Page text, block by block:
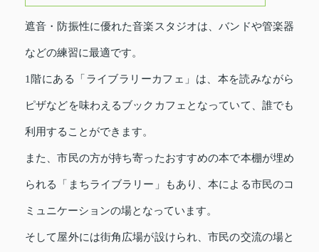
遮音・防振性に優れた音楽スタジオは、バンドや管楽器
などの練習に最適です。
1階にある「ライブラリーカフェ」は、本を読みながら
ピザなどを味わえるブックカフェとなっていて、誰でも
利用することができます。
また、市民の方が持ち寄ったおすすめの本で本棚が埋め
られる「まちライブラリー」もあり、本による市民のコ
ミュニケーションの場となっています。
そして屋外には街角広場が設けられ、市民の交流の場と